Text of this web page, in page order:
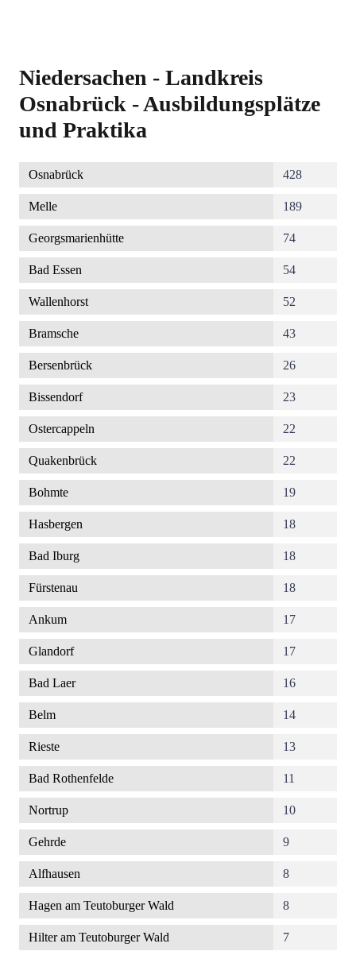
Niedersachen - Landkreis
Osnabrück - Ausbildungsplätze
und Praktika
Osnabrück 428
Melle 189
Georgsmarienhütte 74
Bad Essen 54
Wallenhorst 52
Bramsche 43
Bersenbrück 26
Bissendorf 23
Ostercappeln 22
Quakenbrück 22
Bohmte 19
Hasbergen 18
Bad Iburg 18
Fürstenau 18
Ankum 17
Glandorf 17
Bad Laer 16
Belm 14
Rieste 13
Bad Rothenfelde 11
Nortrup 10
Gehrde 9
Alfhausen 8
Hagen am Teutoburger Wald 8
Hilter am Teutoburger Wald 7